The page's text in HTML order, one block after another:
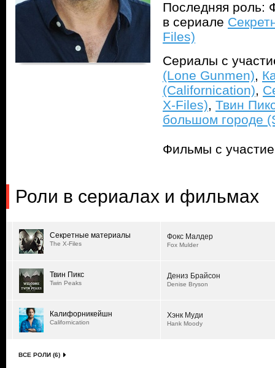
Последняя роль:
в сериале
Files)
Сериалы с
(Lone Gunmen),
(Californication),
X-Files), Твин
большом городе
Фильмы с
Роли в сериалах и фильмах
Секретные материалы
The X-Files
Фокс Малдер
Fox Mulder
Твин Пикс
Twin Peaks
Дениз Брайсон
Denise Bryson
Калифорникейшн
Californication
Хэнк Муди
Hank Moody
ВСЕ РОЛИ (6)